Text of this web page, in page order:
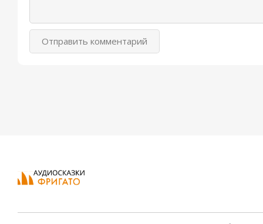
Отправить комментарий